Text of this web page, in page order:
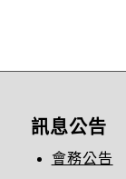
訊息公告
會務公告